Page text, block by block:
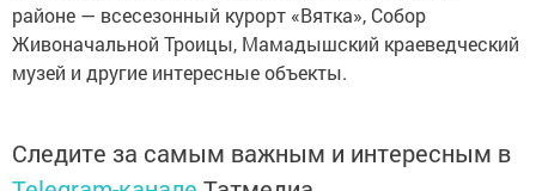
районе — всесезонный курорт «Вятка», Собор
Живоначальной Троицы, Мамадышский краеведческий
музей и другие интересные объекты.
Следите за самым важным и интересным в